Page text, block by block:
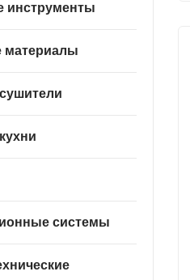
инструменты
материалы
системы